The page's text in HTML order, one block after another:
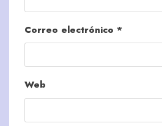
Correo electrónico *
Web